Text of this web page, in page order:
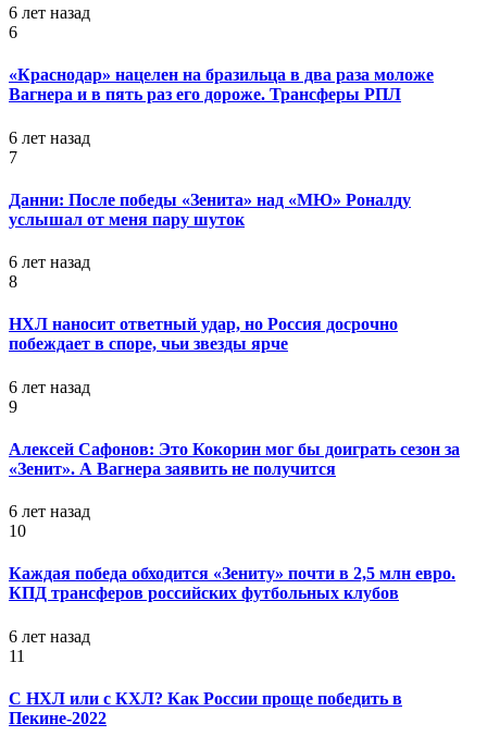
6 лет назад
6
«Краснодар» нацелен на бразильца в два раза моложе
Вагнера и в пять раз его дороже. Трансферы РПЛ
6 лет назад
7
Данни: После победы «Зенита» над «МЮ» Роналду
услышал от меня пару шуток
6 лет назад
8
НХЛ наносит ответный удар, но Россия досрочно
побеждает в споре, чьи звезды ярче
6 лет назад
9
Алексей Сафонов: Это Кокорин мог бы доиграть сезон за
«Зенит». А Вагнера заявить не получится
6 лет назад
10
Каждая победа обходится «Зениту» почти в 2,5 млн евро.
КПД трансферов российских футбольных клубов
6 лет назад
11
С НХЛ или с КХЛ? Как России проще победить в
Пекине-2022